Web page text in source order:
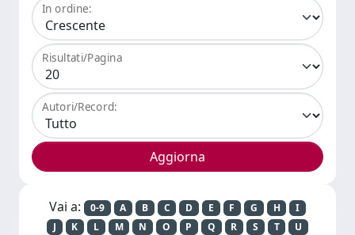
In ordine:
Risultati/Pagina
Autori/Record:
Vai a: 0-9 A B C D E F G H
I
J
K L M N O P Q R S T
U